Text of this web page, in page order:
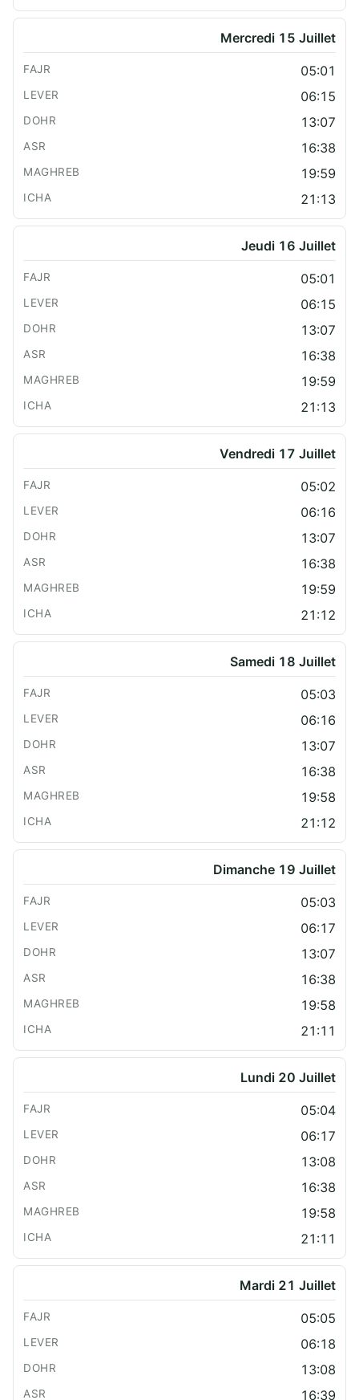
Mercredi 15 Juillet
05:01
06:15
13:07
16:38
19:59
21:13
Jeudi 16 Juillet
05:01
06:15
13:07
16:38
19:59
21:13
Vendredi 17 Juillet
05:02
06:16
13:07
16:38
19:59
21:12
Samedi 18 Juillet
05:03
06:16
13:07
16:38
19:58
21:12
Dimanche 19 Juillet
05:03
06:17
13:07
16:38
19:58
21:11
Lundi 20 Juillet
05:04
06:17
13:08
16:38
19:58
21:11
Mardi 21 Juillet
05:05
06:18
13:08
16:39